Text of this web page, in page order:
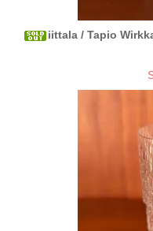
iittala / Tapio